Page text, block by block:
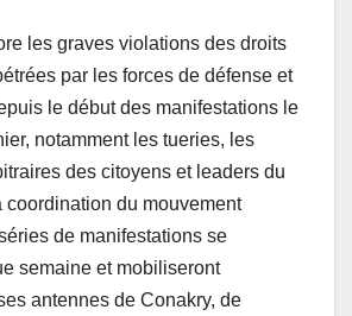
les graves violations des droits
par les forces de défense et
le début des manifestations le
notamment les tueries, les
des citoyens et leaders du
coordination du mouvement
de manifestations se
semaine et mobiliseront
antennes de Conakry, de